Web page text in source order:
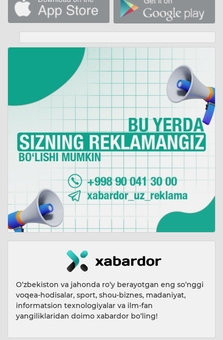
O‘zbekiston va jahonda ro‘y berayotgan eng so‘nggi
voqea-hodisalar, sport, shou-biznes, madaniyat,
informatsion texnologiyalar va ilm-fan
yangiliklaridan doimo xabardor bo‘ling!